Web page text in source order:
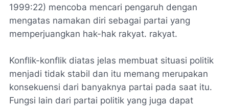
1999:22) mencoba mencari pengaruh dengan
mengatas namakan diri sebagai partai yang
memperjuangkan hak-hak rakyat. rakyat.
Konflik-konflik diatas jelas membuat situasi politik
menjadi tidak stabil dan itu memang merupakan
konsekuensi dari banyaknya partai pada saat itu.
Fungsi lain dari partai politik yang juga dapat